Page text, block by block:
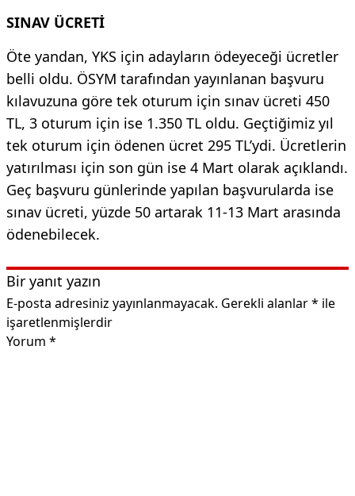
SINAV ÜCRETİ
Öte yandan, YKS için adayların ödeyeceği ücretler
belli oldu. ÖSYM tarafından yayınlanan başvuru
kılavuzuna göre tek oturum için sınav ücreti 450
TL, 3 oturum için ise 1.350 TL oldu. Geçtiğimiz yıl
tek oturum için ödenen ücret 295 TL’ydi. Ücretlerin
yatırılması için son gün ise 4 Mart olarak açıklandı.
Geç başvuru günlerinde yapılan başvurularda ise
sınav ücreti, yüzde 50 artarak 11-13 Mart arasında
ödenebilecek.
Bir yanıt yazın
E-posta adresiniz yayınlanmayacak. Gerekli alanlar* ile
işaretlenmişlerdir
Yorum *